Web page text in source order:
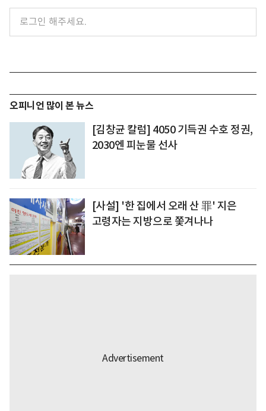
오피니언 많이 본 뉴스
[김창균 칼럼] 4050 기득권 수호 정권,
2030엔 피눈물 선사
[사설] '한 집에서 오래 산 罪' 지은
고령자는 지방으로 쫓겨나나